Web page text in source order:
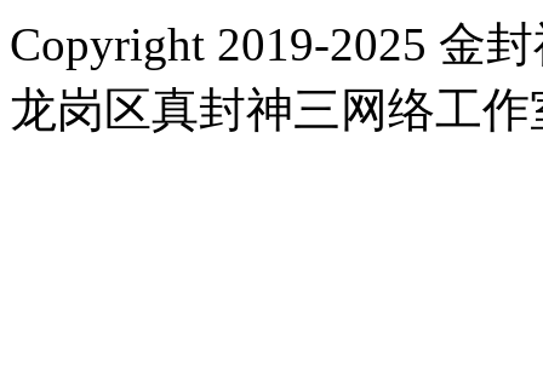
Copyright 2019-2025 金
龙岗区真封神三网络工